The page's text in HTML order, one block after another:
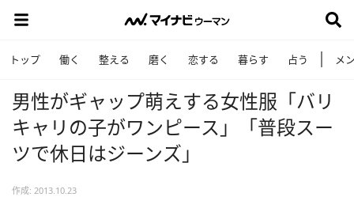
トップ 働く 整える 磨く 恋する 暮らす 占う メ
男性がギャップ萌えする女性服「バリ
キャリの子がワンピース」「普段スー
ツで休日はジーンズ」
作成: 2013.10.23